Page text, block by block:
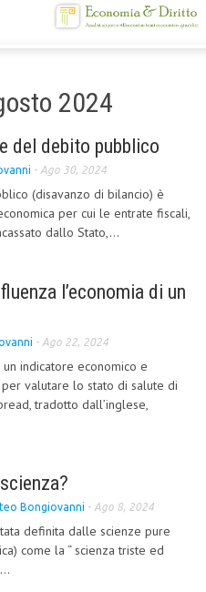
2024
del debito pubblico
- Ago 30, 2024
(disavanzo di bilancio) è
per cui le entrate fiscali,
dallo Stato,...
l’economia di un
- Ago 22, 2024
indicatore economico e
valutare lo stato di salute di
tradotto dall’inglese,
Bongiovanni - Ago 8, 2024
definita dalle scienze pure
come la “ scienza triste ed